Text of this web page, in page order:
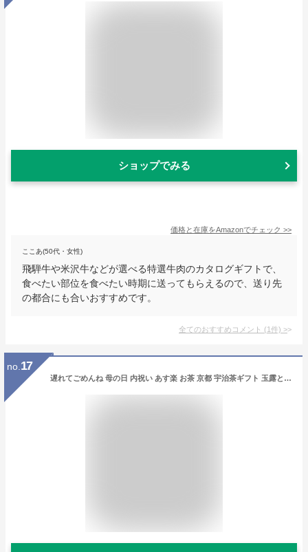
ショップでみる
価格と在庫をAmazonでチェック >>
ここあ(50代・女性)
飛騨牛や米沢牛などが選べる特選牛肉のカタログギフトで、
食べたい部位を食べたい時期に送ってもらえるので、送り先
の都合にも合いおすすめです。
全てのおすすめコメント (1件) >
no. 17
遅れてごめんね 母の日 内祝い あす楽 お茶 京都 宇治茶ギフト 玉露と上煎茶ギフト（各100g入）御祝 結婚 出産 寿 お祝い お礼 お誕生日 還暦 古希 喜寿 米寿 御礼 かわいい 豪華 オシャレ 京都